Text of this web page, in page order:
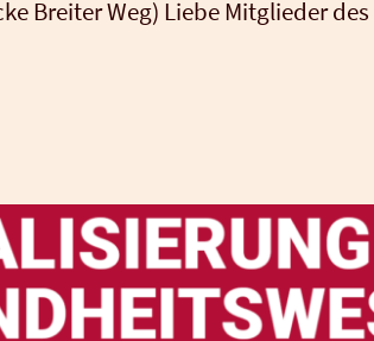
Brei­ter Weg) Lie­be Mit­glie­der